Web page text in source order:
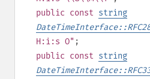
public const string
H:i:s O" ;
public const string